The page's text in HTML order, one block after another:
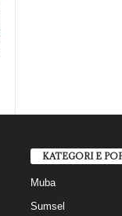
KATEGORI E
Muba
Sumsel